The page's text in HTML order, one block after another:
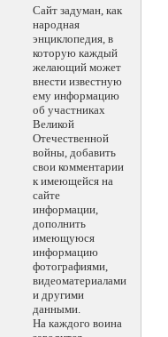
Сайт задуман, как
народная
энциклопедия, в
которую каждый
желающий может
внести известную
ему информацию
об участниках
Великой
Отечественной
войны, добавить
свои комментарии
к имеющейся на
сайте
информации,
дополнить
имеющуюся
информацию
фотографиями,
видеоматериалами
и другими
данными.
На каждого воина